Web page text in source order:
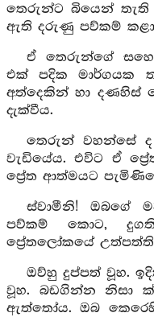
තෙරුන්ට බියෙන්
ඇති දරුණු පව්කම්
ඒ තෙරුන්ගේ
එක් පදික මාර්ගයක
අත්දෙකින් හා දණහිස්
දැක්වීය.
තෙරුන් වහන්සේ
වැඩියේය. එවිට ඒ
ප්‍රේත ආත්මයට
ස්වාමීනි! ඔබගේ
පව්කම් කොට,
ප්‍රේතලෝකයේ
ඔව්හු දුප්පත් වූහ.
වූහ. බඩගින්න නිසා
ඇත්තෝය. ඔබ